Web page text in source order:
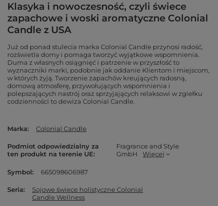
Klasyka i nowoczesność, czyli świece
zapachowe i woski aromatyczne Colonial
Candle z USA
Już od ponad stulecia marka Colonial Candle przynosi radość,
rozświetla domy i pomaga tworzyć wyjątkowe wspomnienia.
Duma z własnych osiągnięć i patrzenie w przyszłość to
wyznaczniki marki, podobnie jak oddanie Klientom i miejscom,
w których żyją. Tworzenie zapachów kreujących radosną,
domową atmosferę, przywołujących wspomnienia i
polepszających nastrój oraz sprzyjających relaksowi w zgiełku
codzienności to dewiza Colonial Candle.
Marka Colonial Candle
Podmiot odpowiedzialny za
ten produkt na terenie UE
Fragrance and Style
GmbH
Więcej
Symbol 665098606987
Seria
Sojowe świece holistyczne Colonial
Candle Wellness